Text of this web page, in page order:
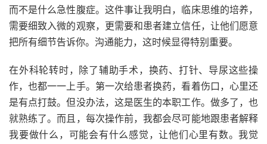
而不是什么急性腹症。这件事让我明白，临床思维的培养，
需要细致入微的观察，更需要和患者建立信任，让他们愿意
把所有细节告诉你。沟通能力，这时候显得特别重要。
在外科轮转时，除了辅助手术，换药、打针、导尿这些操
作，也都一一上手。第一次给患者换药，看着伤口，心里还
是有点打鼓。但没办法，这是医生的本职工作。做多了，也
就熟练了。而且，每次操作前，我都会尽可能地跟患者解释
我要做什么，可能会有什么感觉，让他们心里有数。我觉